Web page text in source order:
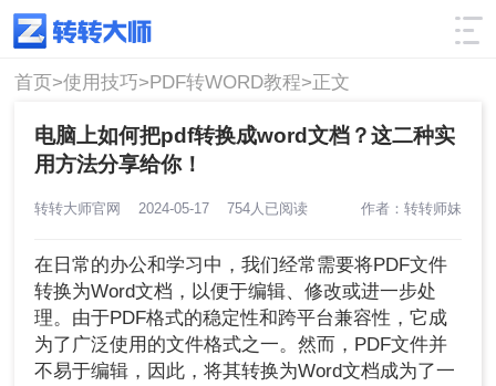
使用技巧 筛选
首页>使用技巧>PDF转WORD教程>正文
电脑上如何把pdf转换成word文档？这二种实
用方法分享给你！
转转大师官网 2024-05-17 754人已阅读 作者：转转师妹
在日常的办公和学习中，我们经常需要将PDF文件
转换为Word文档，以便于编辑、修改或进一步处
理。由于PDF格式的稳定性和跨平台兼容性，它成
为了广泛使用的文件格式之一。然而，PDF文件并
不易于编辑，因此，将其转换为Word文档成为了一